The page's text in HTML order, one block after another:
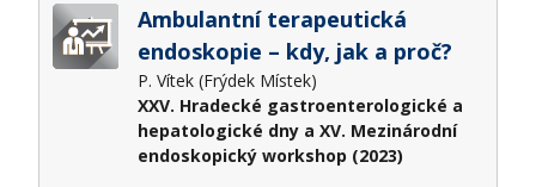
Ambulantní terapeutická
endoskopie – kdy, jak a proč?
P. Vítek (Frýdek Místek)
XXV. Hradecké gastroenterologické a
hepatologické dny a XV. Mezinárodní
endoskopický workshop (2023)